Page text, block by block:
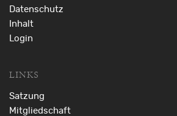
Datenschutz
Inhalt
Login
LINKS
Satzung
Mitgliedschaft